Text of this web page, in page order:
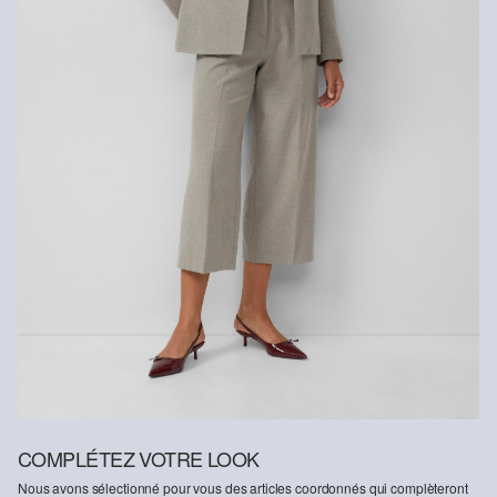
COMPLÉTEZ VOTRE LOOK
Nous avons sélectionné pour vous des articles coordonnés qui complèteront